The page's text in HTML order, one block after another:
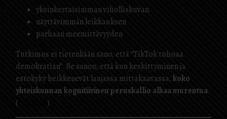
yksinkertaisimman viholliskuvan
näyttävimmän leikkauksen
parhaan meemittävyyden
Tutkimus ei tietenkään sano, että “TikTok tuhoaa
demokratian”. Se sanoo, että kun keskittyminen ja
estokyky heikkenevät laajassa mittakaavassa,koko
yhteiskunnan kognitiivinen peruskallio alkaa murentua.
(
)